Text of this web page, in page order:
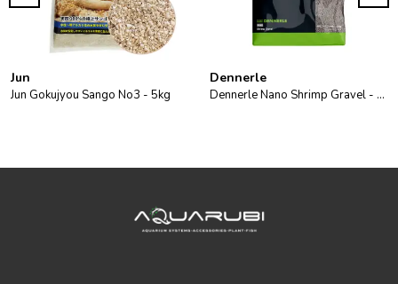
Jun
Jun Gokujyou Sango No3 - 5kg
Dennerle
Dennerle Nano Shrimp Gravel - Arkansas Grey 2kg